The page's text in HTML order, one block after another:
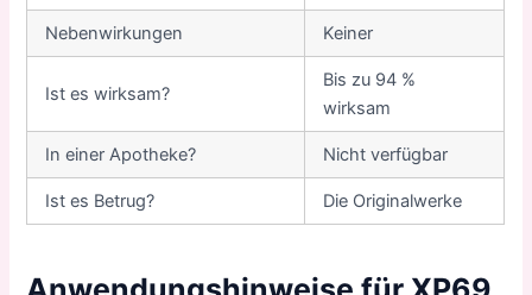
Nebenwirkungen Keiner
Ist es wirksam?
Bis zu 94 %
wirksam
In einer Apotheke? Nicht verfügbar
Ist es Betrug? Die Originalwerke